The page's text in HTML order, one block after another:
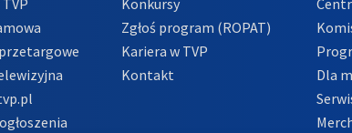
Konkursy
Zgłoś program (ROPAT)
Kariera w TVP
Kontakt
Dla